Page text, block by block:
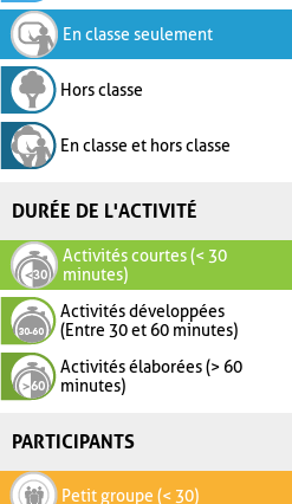
En classe seulement
Hors classe
En classe et hors classe
DURÉE DE L'ACTIVITÉ
Activités courtes (< 30
minutes)
Activités développées
(Entre 30 et 60 minutes)
Activités élaborées (> 60
minutes)
PARTICIPANTS
Petit groupe (< 30)